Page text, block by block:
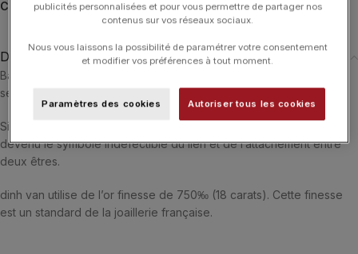
Catégories : Bagues, Bagues , DINH VAN, Menottes, Typologies
Description
Bague Menottes dinh van moyen modèle en or blanc 18 carats
sertie de diamants.
Signature iconique de la maison, le fermoir Menottes dinh van est
devenu le symbole indéfectible du lien et de l’attachement entre
deux êtres.
dinh van utilise de l’or finesse de 750‰ (18 carats). Cette finesse
est un standard de la joaillerie française.
publicités personnalisées et pour vous permettre de partager nos
contenus sur vos réseaux sociaux.
Nous vous laissons la possibilité de paramétrer votre consentement
et modifier vos préférences à tout moment.
Paramètres des cookies Autoriser tous les cookies